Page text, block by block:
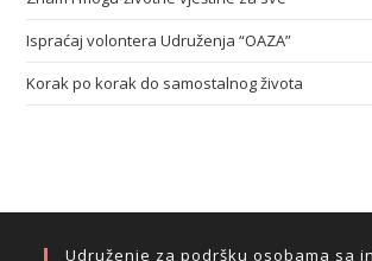
Ispraćaj volontera Udruženja “OAZA”
Korak po korak do samostalnog života
Udruženje za podršku osobama sa